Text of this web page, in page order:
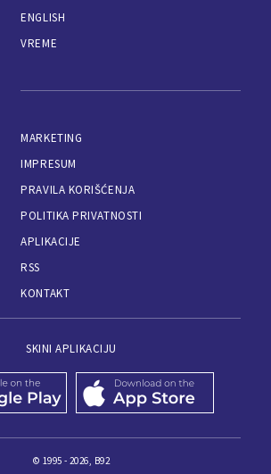
ENGLISH
VREME
MARKETING
IMPRESUM
PRAVILA KORIŠĆENJA
POLITIKA PRIVATNOSTI
APLIKACIJE
RSS
KONTAKT
SKINI APLIKACIJU
© 1995 - 2026, B92